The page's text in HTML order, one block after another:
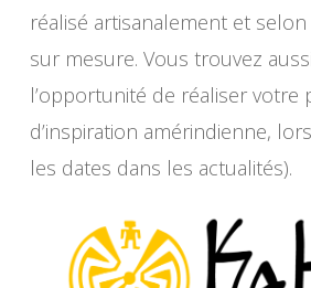
réalisé artisanalement et
sur mesure. Vous trouvez
l’opportunité de réaliser votre
d’inspiration amérindienne,
les dates dans les actualités).